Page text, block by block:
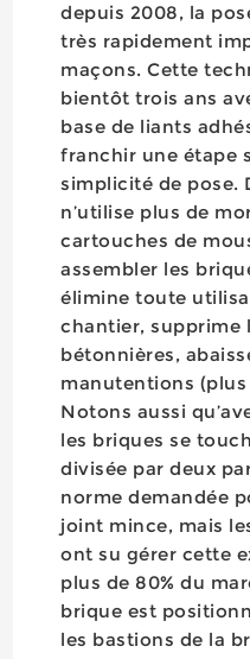
depuis 2008, la
très rapidement
maçons. Cette
bientôt trois ans
base de liants
franchir une étape
simplicité de pose.
n’utilise plus de
cartouches de
assembler les
élimine toute
chantier, supprime
bétonnières,
manutentions
Notons aussi
les briques se
divisée par deux
norme demandée
joint mince, mais
ont su gérer cette
plus de 80% du
brique est
les bastions de la